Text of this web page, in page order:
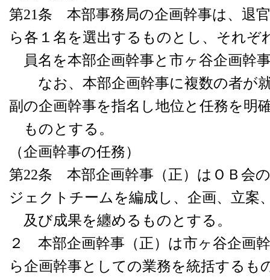
第21条 本部事務局の企画幹事は、退
ら各１名を選出するものとし、それぞ
員名を本部企画幹事と市ヶ谷企画幹
なお、本部企画幹事に複数の者が
副の企画幹事を指名し地位と任務を明
ものとする。
（企画幹事の任務）
第22条 本部企画幹事（正）はＯＢ会
ジェクトチームを編成し、企画、立案
及び成果を纏めるものとする。
２ 本部企画幹事（正）は市ヶ谷企画
ら企画幹事としての業務を統括するも